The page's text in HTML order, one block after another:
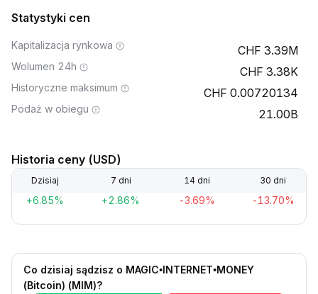
Statystyki cen
Kapitalizacja rynkowa 3.39M
Wolumen 24h 3.38K
Historyczne maksimum 0.00720134
Podaż w obiegu 21.00B
Historia ceny (USD)
Dzisiaj 7 dni 14 dni 30 dni
+6.85% +2.86% -3.69% -13.70%
Co dzisiaj sądzisz o MAGIC•INTERNET•MONEY
(Bitcoin) (MIM)?